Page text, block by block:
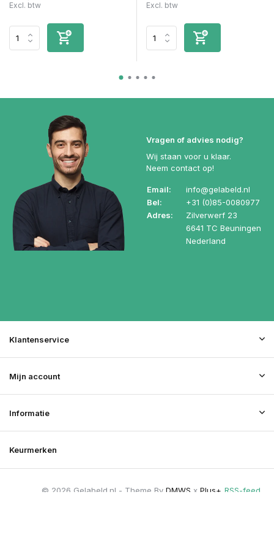
Excl. btw Excl. btw
Vragen of advies nodig?
Wij staan voor u klaar.
Neem contact op!
Email:
info@gelabeld.nl
Bel:
+31 (0)85-0080977
Adres:
Zilverwerf 23
6641 TC Beuningen
Nederland
Klantenservice
Mijn account
Informatie
Keurmerken
© 2026 Gelabeld.nl - Theme By DMWS x Plus+ RSS-feed